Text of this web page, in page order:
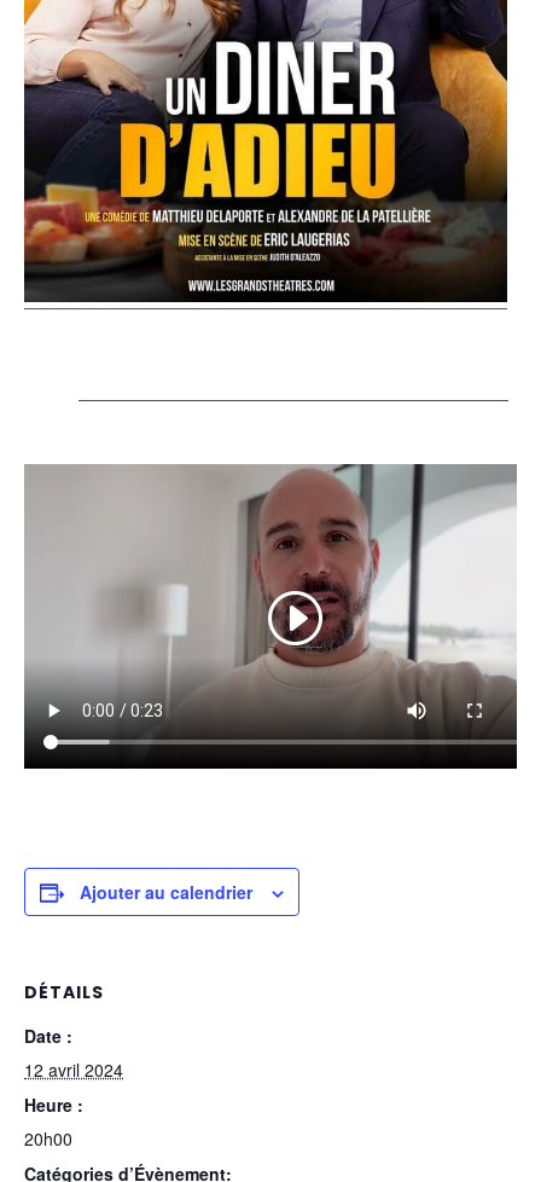
Ajouter au calendrier
DÉTAILS
Date :
12 avril 2024
Heure :
20h00
Catégories d’Évènement: